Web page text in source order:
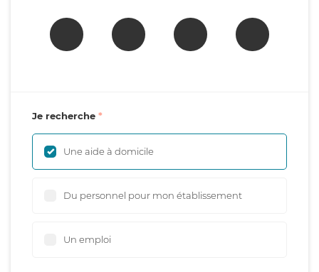
Je recherche
Une aide à domicile
Du personnel pour mon établissement
Un emploi